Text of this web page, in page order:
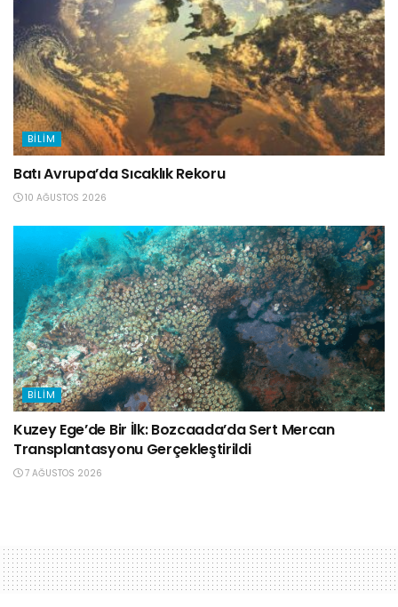
BILIM
Batı Avrupa’da Sıcaklık Rekoru
10 AĞUSTOS 2026
BILIM
Kuzey Ege’de Bir İlk: Bozcaada’da Sert Mercan
Transplantasyonu Gerçekleştirildi
7 AĞUSTOS 2026